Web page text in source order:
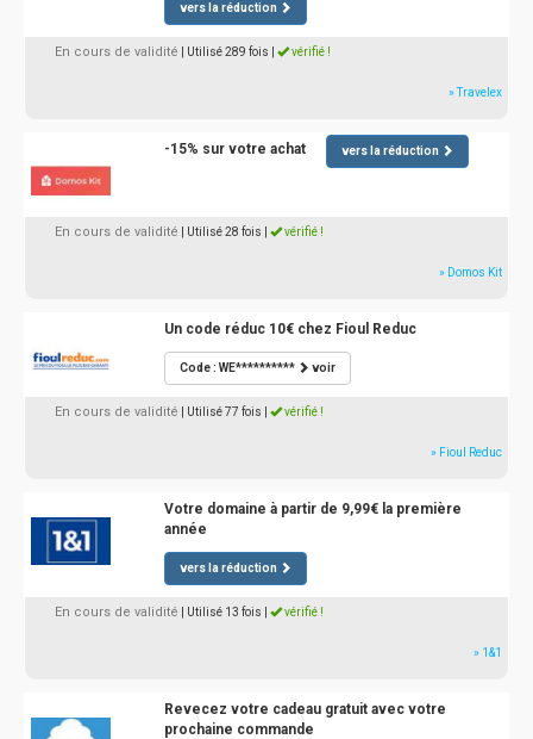
vers la réduction
En cours de validité | Utilisé 289 fois vérifié !
» Travelex
-15% sur votre achat vers la réduction
En cours de validité | Utilisé 28 fois vérifié !
» Domos Kit
Un code réduc 10€ chez Fioul Reduc
Code : WE********** voir
En cours de validité | Utilisé 77 fois vérifié !
» Fioul Reduc
Votre domaine à partir de 9,99€ la première
année
vers la réduction
En cours de validité | Utilisé 13 fois vérifié !
» 1&1
Revecez votre cadeau gratuit avec votre
prochaine commande